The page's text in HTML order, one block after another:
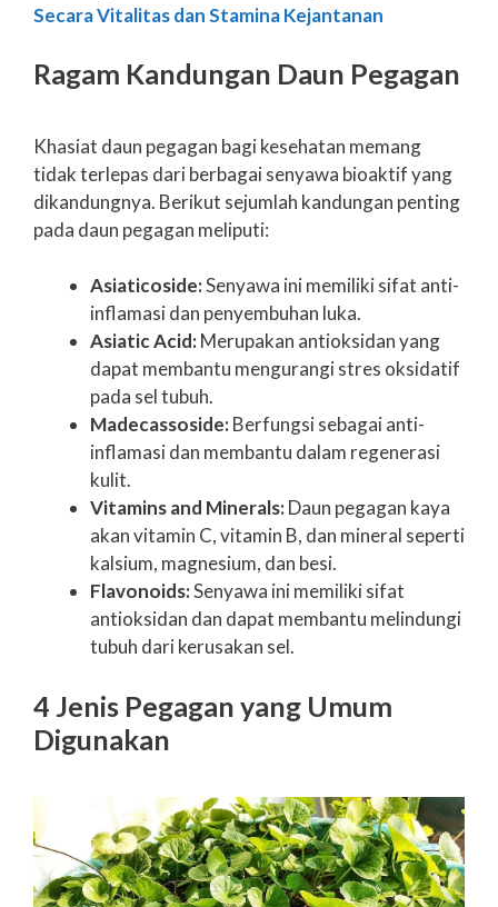
Secara Vitalitas dan Stamina Kejantanan
Ragam Kandungan Daun Pegagan
Khasiat daun pegagan bagi kesehatan memang
tidak terlepas dari berbagai senyawa bioaktif yang
dikandungnya. Berikut sejumlah kandungan penting
pada daun pegagan meliputi:
Asiaticoside:Senyawa ini memiliki sifat anti-
inflamasi dan penyembuhan luka.
Asiatic Acid:Merupakan antioksidan yang
dapat membantu mengurangi stres oksidatif
pada sel tubuh.
Madecassoside:Berfungsi sebagai anti-
inflamasi dan membantu dalam regenerasi
kulit.
Vitamins and Minerals:Daun pegagan kaya
akan vitamin C, vitamin B, dan mineral seperti
kalsium, magnesium, dan besi.
Flavonoids:Senyawa ini memiliki sifat
antioksidan dan dapat membantu melindungi
tubuh dari kerusakan sel.
4 Jenis Pegagan yang Umum
Digunakan